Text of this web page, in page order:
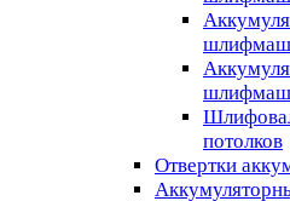
потолков
Отвертки